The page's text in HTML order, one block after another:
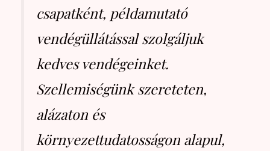
csapatként, példamutató
vendégüllátással szolgáljuk
kedves vendégeinket.
Szellemiségünk szereteten,
alázaton és
környezettudatosságon alapul,